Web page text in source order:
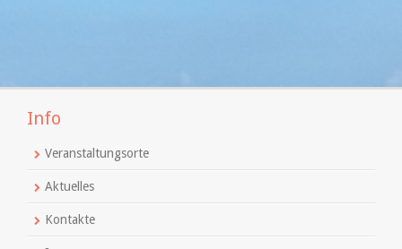
Info
Veranstaltungsorte
Aktuelles
Kontakte